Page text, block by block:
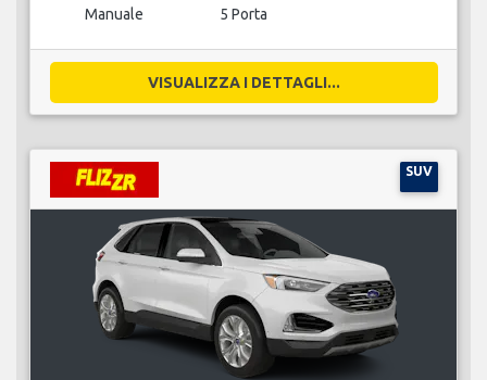
Manuale 5 Porta
VISUALIZZA I DETTAGLI...
SUV